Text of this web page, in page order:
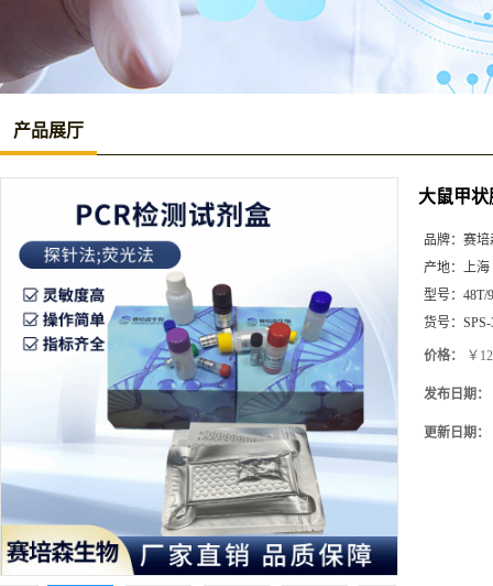
产品展厅
大鼠甲状
品牌： 赛培
产地： 上海
型号： 48T/
货号：
价格： ￥
发布日期：
更新日期：